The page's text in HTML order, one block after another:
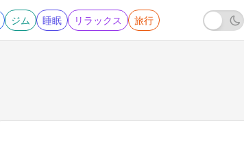
ジム 睡眠 リラックス 旅行